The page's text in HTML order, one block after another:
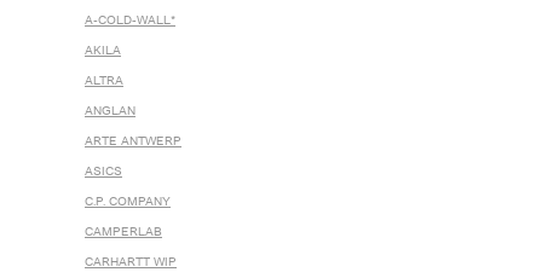
A-COLD-WALL*
AKILA
ALTRA
ANGLAN
ARTE ANTWERP
ASICS
C.P. COMPANY
CAMPERLAB
CARHARTT WIP